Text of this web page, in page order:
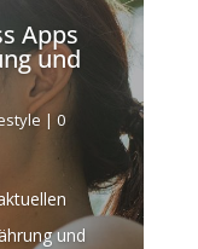
Apps
und
| 0
und